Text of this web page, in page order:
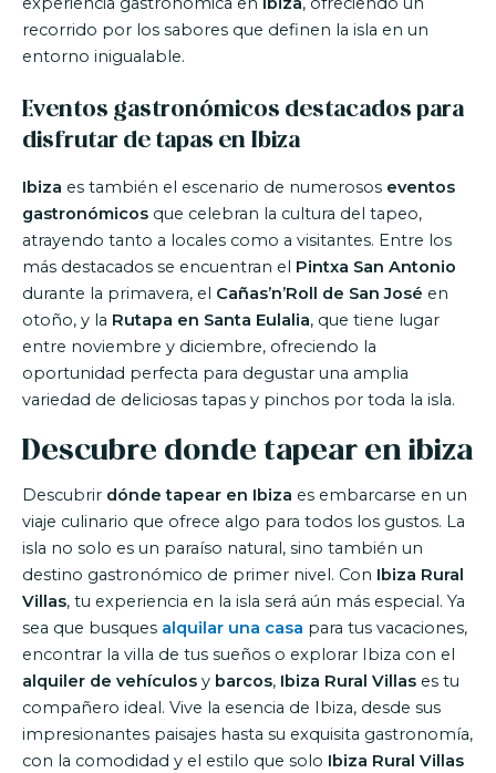
recorrido por los sabores que definen la isla en un
entorno inigualable.
Eventos gastronómicos destacados para
disfrutar de tapas en Ibiza
Ibiza es también el escenario de numerosos eventos
gastronómicos que celebran la cultura del tapeo,
atrayendo tanto a locales como a visitantes. Entre los
más destacados se encuentran el Pintxa San Antonio
durante la primavera, el Cañas’n’Roll de San José en
otoño, y la Rutapa en Santa Eulalia, que tiene lugar
entre noviembre y diciembre, ofreciendo la
oportunidad perfecta para degustar una amplia
variedad de deliciosas tapas y pinchos por toda la isla.
Descubre donde tapear en ibiza
Descubrir dónde tapear en Ibiza es embarcarse en un
viaje culinario que ofrece algo para todos los gustos. La
isla no solo es un paraíso natural, sino también un
destino gastronómico de primer nivel. Con Ibiza Rural
Villas, tu experiencia en la isla será aún más especial. Ya
sea que busques alquilar una casa para tus vacaciones,
encontrar la villa de tus sueños o explorar Ibiza con el
alquiler de vehículos y barcos, Ibiza Rural Villas es tu
compañero ideal. Vive la esencia de Ibiza, desde sus
impresionantes paisajes hasta su exquisita gastronomía,
con la comodidad y el estilo que solo Ibiza Rural Villas